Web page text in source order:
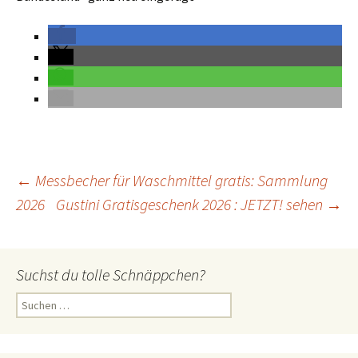
Beitrags-
← Messbecher für Waschmittel gratis: Sammlung
2026 Gustini Gratisgeschenk 2026 : JETZT! sehen →
Suchst du tolle Schnäppchen?
u